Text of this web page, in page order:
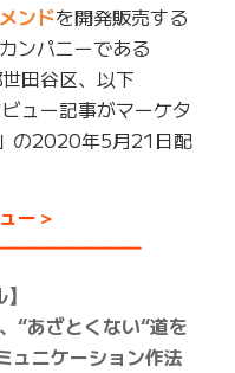
ンドを開発販売する
ンパニーである
田谷区、以下
ュー記事がマーケタ
の2020年5月21日配
ー＞
“あざとくない“道を
ニケーション作法